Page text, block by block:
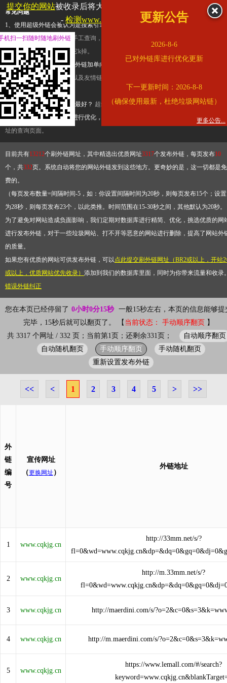
常见问题
1、使用超级外链会被认为是搜索引擎优化作弊吗？ 超级外链只是一个简便而集成
查询工具，模拟的是正常手工查询，不是作弊。如果是作弊，那您可以使用超级外
推广竞争对手的网址，让它k掉。
2、网站优化单纯依靠超级外链加单向链接可行吗？
链，需要结合普通的外链以及友情链接，您可以到站长论坛发布外链，到友情链接
台交换友情链接。
3、如何使用超级外链效果最好？ 超级外链不同于普通的外链，它是动态的链接，
有频繁使用超级外链工具进行优化，才能获得稳定的外链
，最终使搜索引擎收录带
址的查询页面。
目前共有13212个刷外链网址，其中精选出优质网址3317个发布外链，每页发布10
个，共332页。系统自动将您的网站外链发到这些地方。更奇妙的是，这一切都是免
费的。
（每页发布数量=间隔时间-5，如：你设置间隔时间为20秒，则每页发布15个；设置
为28秒，则每页发布23个，以此类推。时间范围在15-30秒之间，其他默认为20秒
为了避免对网站造成负面影响，我们定期对数据库进行精简、优化，挑选优质的网
进行发布外链，对于一些垃圾网站、打不开等恶意的网站进行删除，提高了网站外
的质量。
如果您有优质的网站可供发布外链，可以点此提交刷外链网址（BR2或以上，开站
或以上，优质网站优先收录） 添加到我们的数据库里面，同时为你带来流量和收录
错误外链纠正
您在本页已经停留了 0小时0分15秒 一般15秒左右，本页的信息能够提
完毕，15秒后就可以翻页了。 【 当前状态： 手动顺序翻页 】
共 3317 个网址 / 332 页；当前第1页；还剩余331页；
自动顺序翻页
自动随机翻页
手动顺序翻页
手动随机翻页
重新设置发布外链
<< < 1 2 3 4 5 > >>
外
链
编
号
宣传网址
（更换网址 ）
外链地址
1 www.cqkjg.cn
http://33mm.net/s/?
2 www.cqkjg.cn
http://m.33mm.net/s/?
3 www.cqkjg.cn http://maerdini.com/s/
4 www.cqkjg.cn http://m.maerdini.com/s/
5 www.cqkjg.cn
https://www.lemall.com/#/search?
提交你的网站被收录后将大幅提升流量和外链，
查看展示页面
- 检测www.cqkjg.cn是否收录更新公告
2026-8-6
已对外链库进行优化更新
下一更新时间：2026-8-8
（确保使用最新，杜绝垃圾网站链）
更多公告...
机扫一扫随时随地刷外链